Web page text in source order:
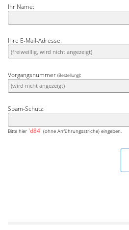
Ihr Name:
Ihre E-Mail-Adresse:
Vorgangsnummer (Bestellung):
Spam-Schutz:
Bitte hier 'd84' (ohne Anführungsstriche) eingeben.